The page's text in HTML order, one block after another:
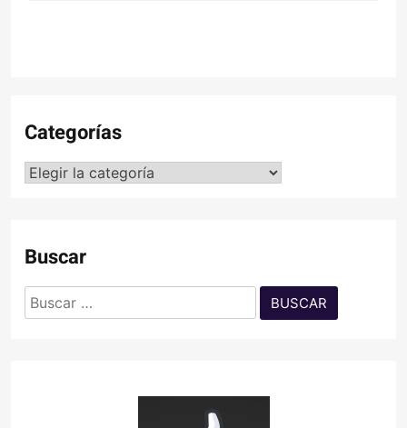
Categorías
Categorías
Buscar
Buscar: